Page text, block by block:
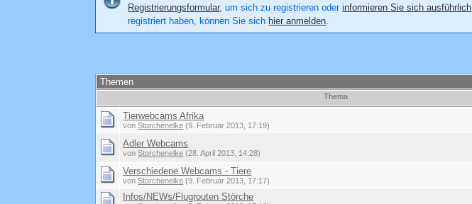
Registrierungsformular, um sich zu registrieren oderinformieren Sie sich ausführlich
registriert haben, können Sie sich hier anmelden.
Themen
Thema
Tierwebcams Afrika
vonStorchenelke (9. Februar 2013, 17:19)
Adler Webcams
vonStorchenelke (28. April 2013, 14:28)
Verschiedene Webcams - Tiere
vonStorchenelke (9. Februar 2013, 17:17)
Infos/NEWs/Flugrouten Störche